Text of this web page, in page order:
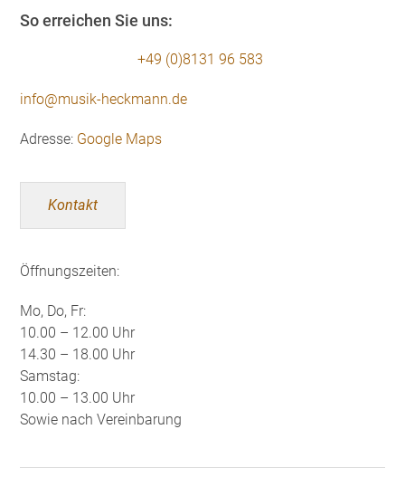
So erreichen Sie uns:
+49 (0)8131 96 583
info@musik-heckmann.de
Adresse: Google Maps
Kontakt
Öffnungszeiten:
Mo, Do, Fr:
10.00 – 12.00 Uhr
14.30 – 18.00 Uhr
Samstag:
10.00 – 13.00 Uhr
Sowie nach Vereinbarung